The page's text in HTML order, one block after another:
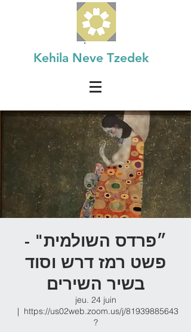
Kehila Neve Tzedek
״פרדס השולמית" -
פשט רמז דרש וסוד
בשיר השירים
jeu. 24 juin
  |
https://us02web.zoom.us/j/81939885643
?